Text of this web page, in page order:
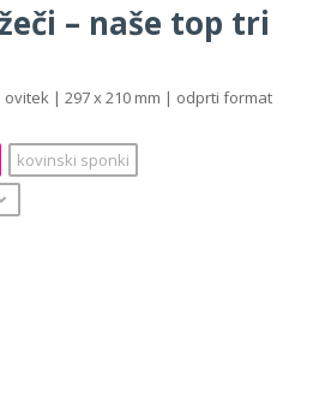
– naše top tri
| 297 x 210 mm | odprti format
kovinski sponki